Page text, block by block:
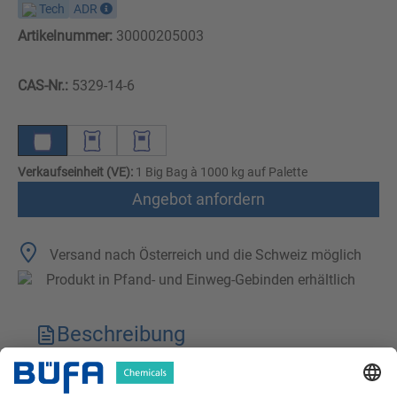
Tech ADR
Artikelnummer: 30000205003
CAS-Nr.: 5329-14-6
Verkaufseinheit (VE): 1 Big Bag à 1000 kg auf Palette
Angebot anfordern
Versand nach Österreich und die Schweiz möglich
Produkt in Pfand- und Einweg-Gebinden erhältlich
Beschreibung
Technische Merkmale